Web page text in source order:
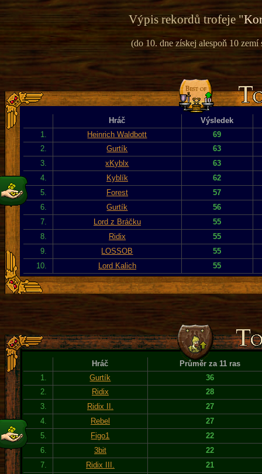
Výpis rekordů trofeje "
(do 10. dne získej alespoň 10
Hráč
Výsledek
1.
Heinrich Waldbott
69
2.
Gurtík
63
3.
xKyblx
63
4.
Kyblík
62
5.
Forest
57
6.
Gurtík
56
7.
Lord z Bráčku
55
8.
Ridix
55
9.
LOSSOB
55
10.
Lord Kalich 55
Hráč
Průměr za 11 ras
1.
Gurtík
36
2.
Ridix
28
3.
Ridix II.
27
4.
Rebel
27
5.
Figo1
22
6.
3bit
22
7.
Ridix III.
21